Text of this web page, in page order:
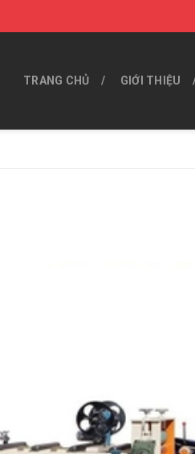
TRANG CHỦ GIỚI THIỆU